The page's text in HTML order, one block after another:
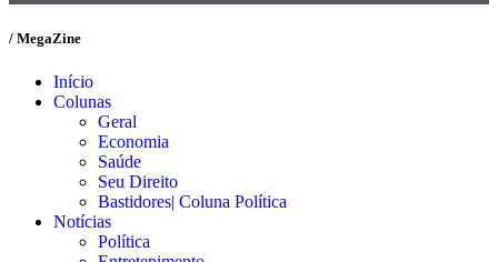
/ MegaZine
Início
Colunas
Geral
Economia
Saúde
Seu Direito
Bastidores| Coluna Política
Notícias
Política